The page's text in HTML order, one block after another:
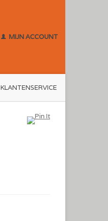
MIJN ACCOUNT
KLANTENSERVICE